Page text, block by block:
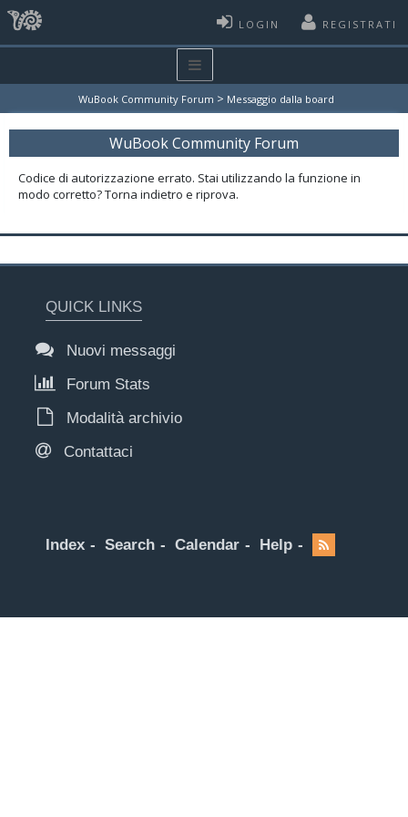
LOGIN REGISTRATI
WuBook Community Forum > Messaggio dalla board
WuBook Community Forum
Codice di autorizzazione errato. Stai utilizzando la funzione in
modo corretto? Torna indietro e riprova.
QUICK LINKS
Nuovi messaggi
Forum Stats
Modalità archivio
Contattaci
Index Search Calendar Help